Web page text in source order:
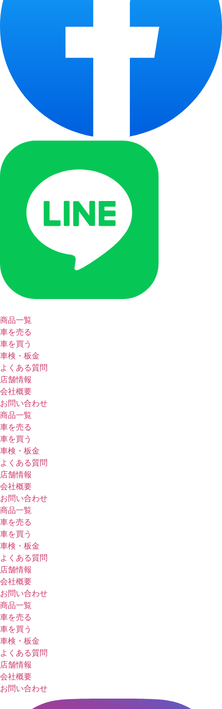
商品一覧
車を売る
車を買う
車検・板金
よくある質問
店舗情報
会社概要
お問い合わせ
商品一覧
車を売る
車を買う
車検・板金
よくある質問
店舗情報
会社概要
お問い合わせ
商品一覧
車を売る
車を買う
車検・板金
よくある質問
店舗情報
会社概要
お問い合わせ
商品一覧
車を売る
車を買う
車検・板金
よくある質問
店舗情報
会社概要
お問い合わせ